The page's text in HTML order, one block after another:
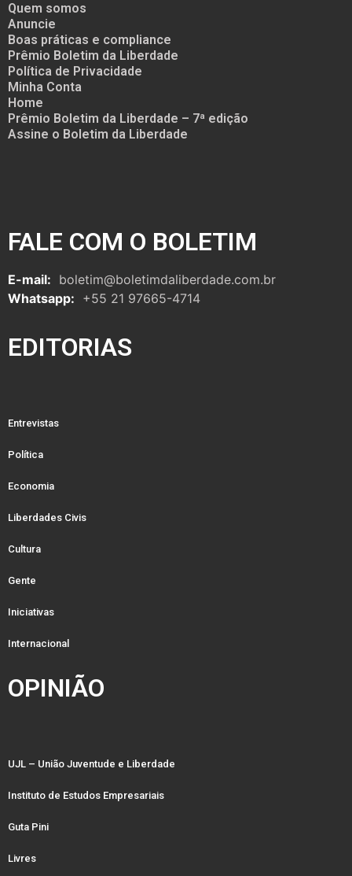
Quem somos
Anuncie
Boas práticas e compliance
Prêmio Boletim da Liberdade
Política de Privacidade
Minha Conta
Home
Prêmio Boletim da Liberdade – 7ª edição
Assine o Boletim da Liberdade
FALE COM O BOLETIM
E-mail: boletim@boletimdaliberdade.com.br
Whatsapp: +55 21 97665-4714
EDITORIAS
Entrevistas
Política
Economia
Liberdades Civis
Cultura
Gente
Iniciativas
Internacional
OPINIÃO
UJL – União Juventude e Liberdade
Instituto de Estudos Empresariais
Guta Pini
Livres